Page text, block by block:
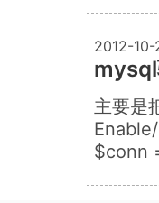
2012-10-
mysql
主要是
$conn